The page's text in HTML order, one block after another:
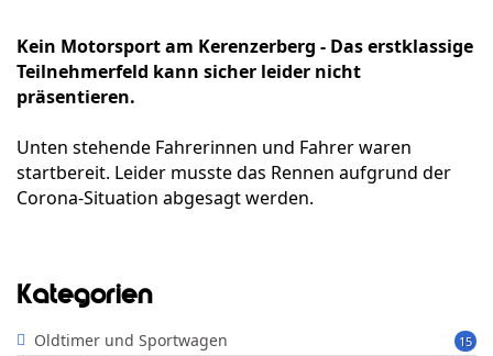
Kein Motorsport am Kerenzerberg - Das erstklassige
Teilnehmerfeld kann sicher leider nicht
präsentieren.
Unten stehende Fahrerinnen und Fahrer waren
startbereit. Leider musste das Rennen aufgrund der
Corona-Situation abgesagt werden.
Kategorien
15
Oldtimer und Sportwagen